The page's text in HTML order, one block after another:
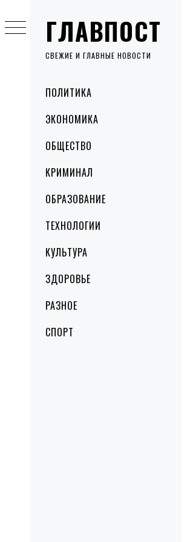
ГЛАВПОСТ
СВЕЖИЕ И ГЛАВНЫЕ НОВОСТИ
MenuПОЛИТИКА
ЭКОНОМИКА
ОБЩЕСТВО
КРИМИНАЛ
ОБРАЗОВАНИЕ
ТЕХНОЛОГИИ
КУЛЬТУРА
ЗДОРОВЬЕ
РАЗНОЕ
СПОРТ
to
content